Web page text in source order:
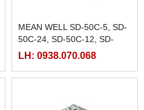
MEAN WELL SD-50C-5, SD-
50C-24, SD-50C-12, SD-
50B-5
LH: 0938.070.068